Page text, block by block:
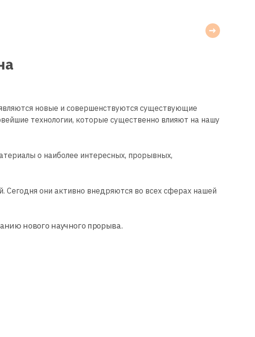
новые и совершенствуются существующие
технологии, которые существенно влияют на нашу
о наиболее интересных, прорывных,
они активно внедряются во всех сферах нашей
нового научного прорыва.